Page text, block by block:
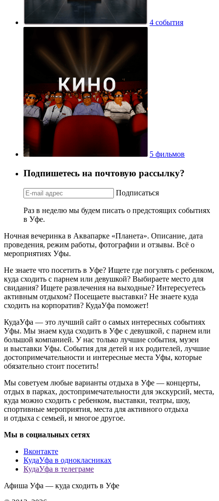
4 события
5 фильмов
Подпишетесь на почтовую рассылку?
Подписаться
Раз в неделю мы будем писать о предстоящих событиях
в Уфе.
Ночная вечеринка в Аквапарке «Планета». Описание, дата
проведения, режим работы, фотографии и отзывы. Всё о
мероприятиях Уфы.
Не знаете что посетить в Уфе? Ищете где погулять с ребенком,
куда сходить с парнем или девушкой? Выбираете место для
свидания? Ищете развлечения на выходные? Интересуетесь
активным отдыхом? Посещаете выставки? Не знаете куда
сходить на корпоратив? КудаУфа поможет!
КудаУфа — это лучший сайт о самых интересных событиях
Уфы. Мы знаем куда сходить в Уфе с девушкой, с парнем или
большой компанией. У нас только лучшие события, музеи
и выставки Уфы. События для детей и их родителей, лучшие
достопримечательности и интересные места Уфы, которые
обязательно стоит посетить!
Мы советуем любые варианты отдыха в Уфе — концерты,
отдых в парках, достопримечательности для экскурсий, места,
куда можно сходить с ребенком, выставки, театры, шоу,
спортивные мероприятия, места для активного отдыха
и отдыха с семьей, и многое другое.
Мы в социальных сетях
Вконтакте
КудаУфа в однокласниках
КудаУфа в телеграме
Афиша Уфа — куда сходить в Уфе